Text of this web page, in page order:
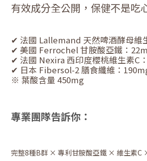
有效成分全公開，保健不是吃
✔ 法國 Lallemand 天然啤酒酵母維
✔ 美國 Ferrochel 甘胺酸亞鐵：
✔ 法國 Nexira 西印度櫻桃維生素C
✔ 日本 Fibersol-2 膳食纖維：
※ 葉酸含量 450mg
專業團隊告訴你：
完整8種B群 × 專利甘胺酸亞鐵 × 維生素C